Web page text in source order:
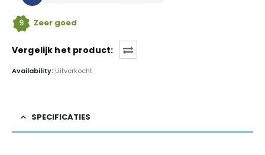
9 Zeer goed
Vergelijk het product:
Availability: Uitverkocht
SPECIFICATIES